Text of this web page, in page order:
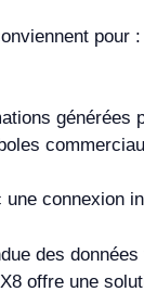
pour :
générées
une connexion
des
offre une